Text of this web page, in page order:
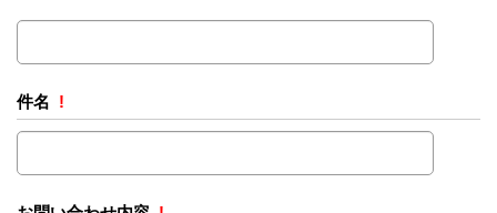
件名 !